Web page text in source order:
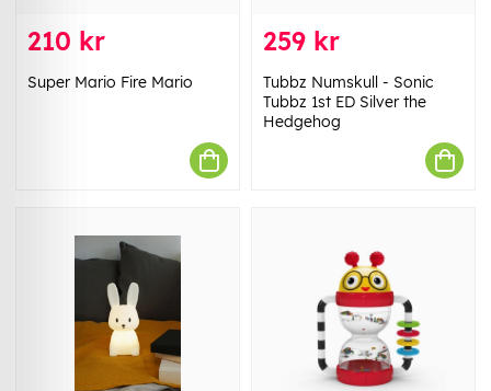
210 kr
Super Mario Fire Mario
259 kr
Tubbz Numskull - Sonic
Tubbz 1st ED Silver the
Hedgehog